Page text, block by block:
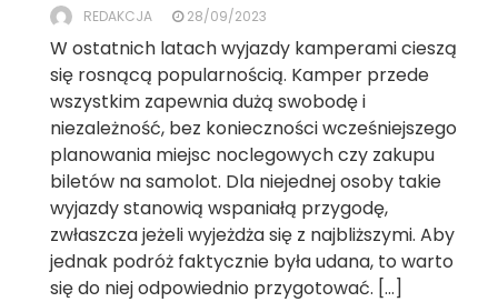
REDAKCJA 28/09/2023
W ostatnich latach wyjazdy kamperami cieszą
się rosnącą popularnością. Kamper przede
wszystkim zapewnia dużą swobodę i
niezależność, bez konieczności wcześniejszego
planowania miejsc noclegowych czy zakupu
biletów na samolot. Dla niejednej osoby takie
wyjazdy stanowią wspaniałą przygodę,
zwłaszcza jeżeli wyjeżdża się z najbliższymi. Aby
jednak podróż faktycznie była udana, to warto
się do niej odpowiednio przygotować. […]